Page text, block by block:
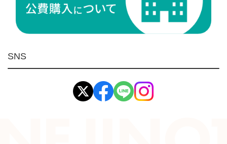
荷役伝導
環境安全用品
イマオ製品(IMAO)
工業資材(栃木屋)
SNS